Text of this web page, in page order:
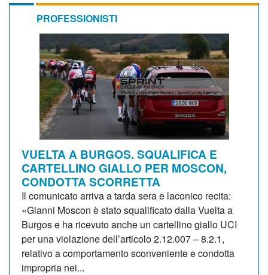
PROFESSIONISTI
VUELTA A BURGOS. SQUALIFICA E
CARTELLINO GIALLO PER MOSCON,
CONDOTTA SCORRETTA
Il comunicato arriva a tarda sera e laconico recita:
«Gianni Moscon è stato squalificato dalla Vuelta a
Burgos e ha ricevuto anche un cartellino giallo UCI
per una violazione dell’articolo 2.12.007 – 8.2.1,
relativo a comportamento sconveniente e condotta
impropria nei...